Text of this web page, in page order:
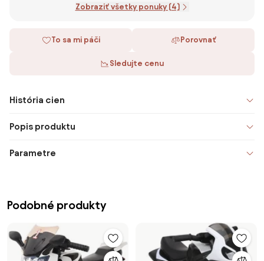
Zobraziť všetky ponuky (4)
To sa mi páči Porovnať
Sledujte cenu
História cien
Popis produktu
Parametre
Podobné produkty